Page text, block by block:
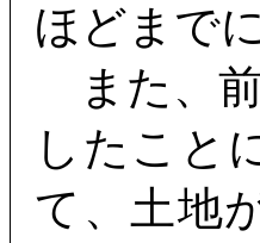
ほどまで
また、
したこと
て、土地